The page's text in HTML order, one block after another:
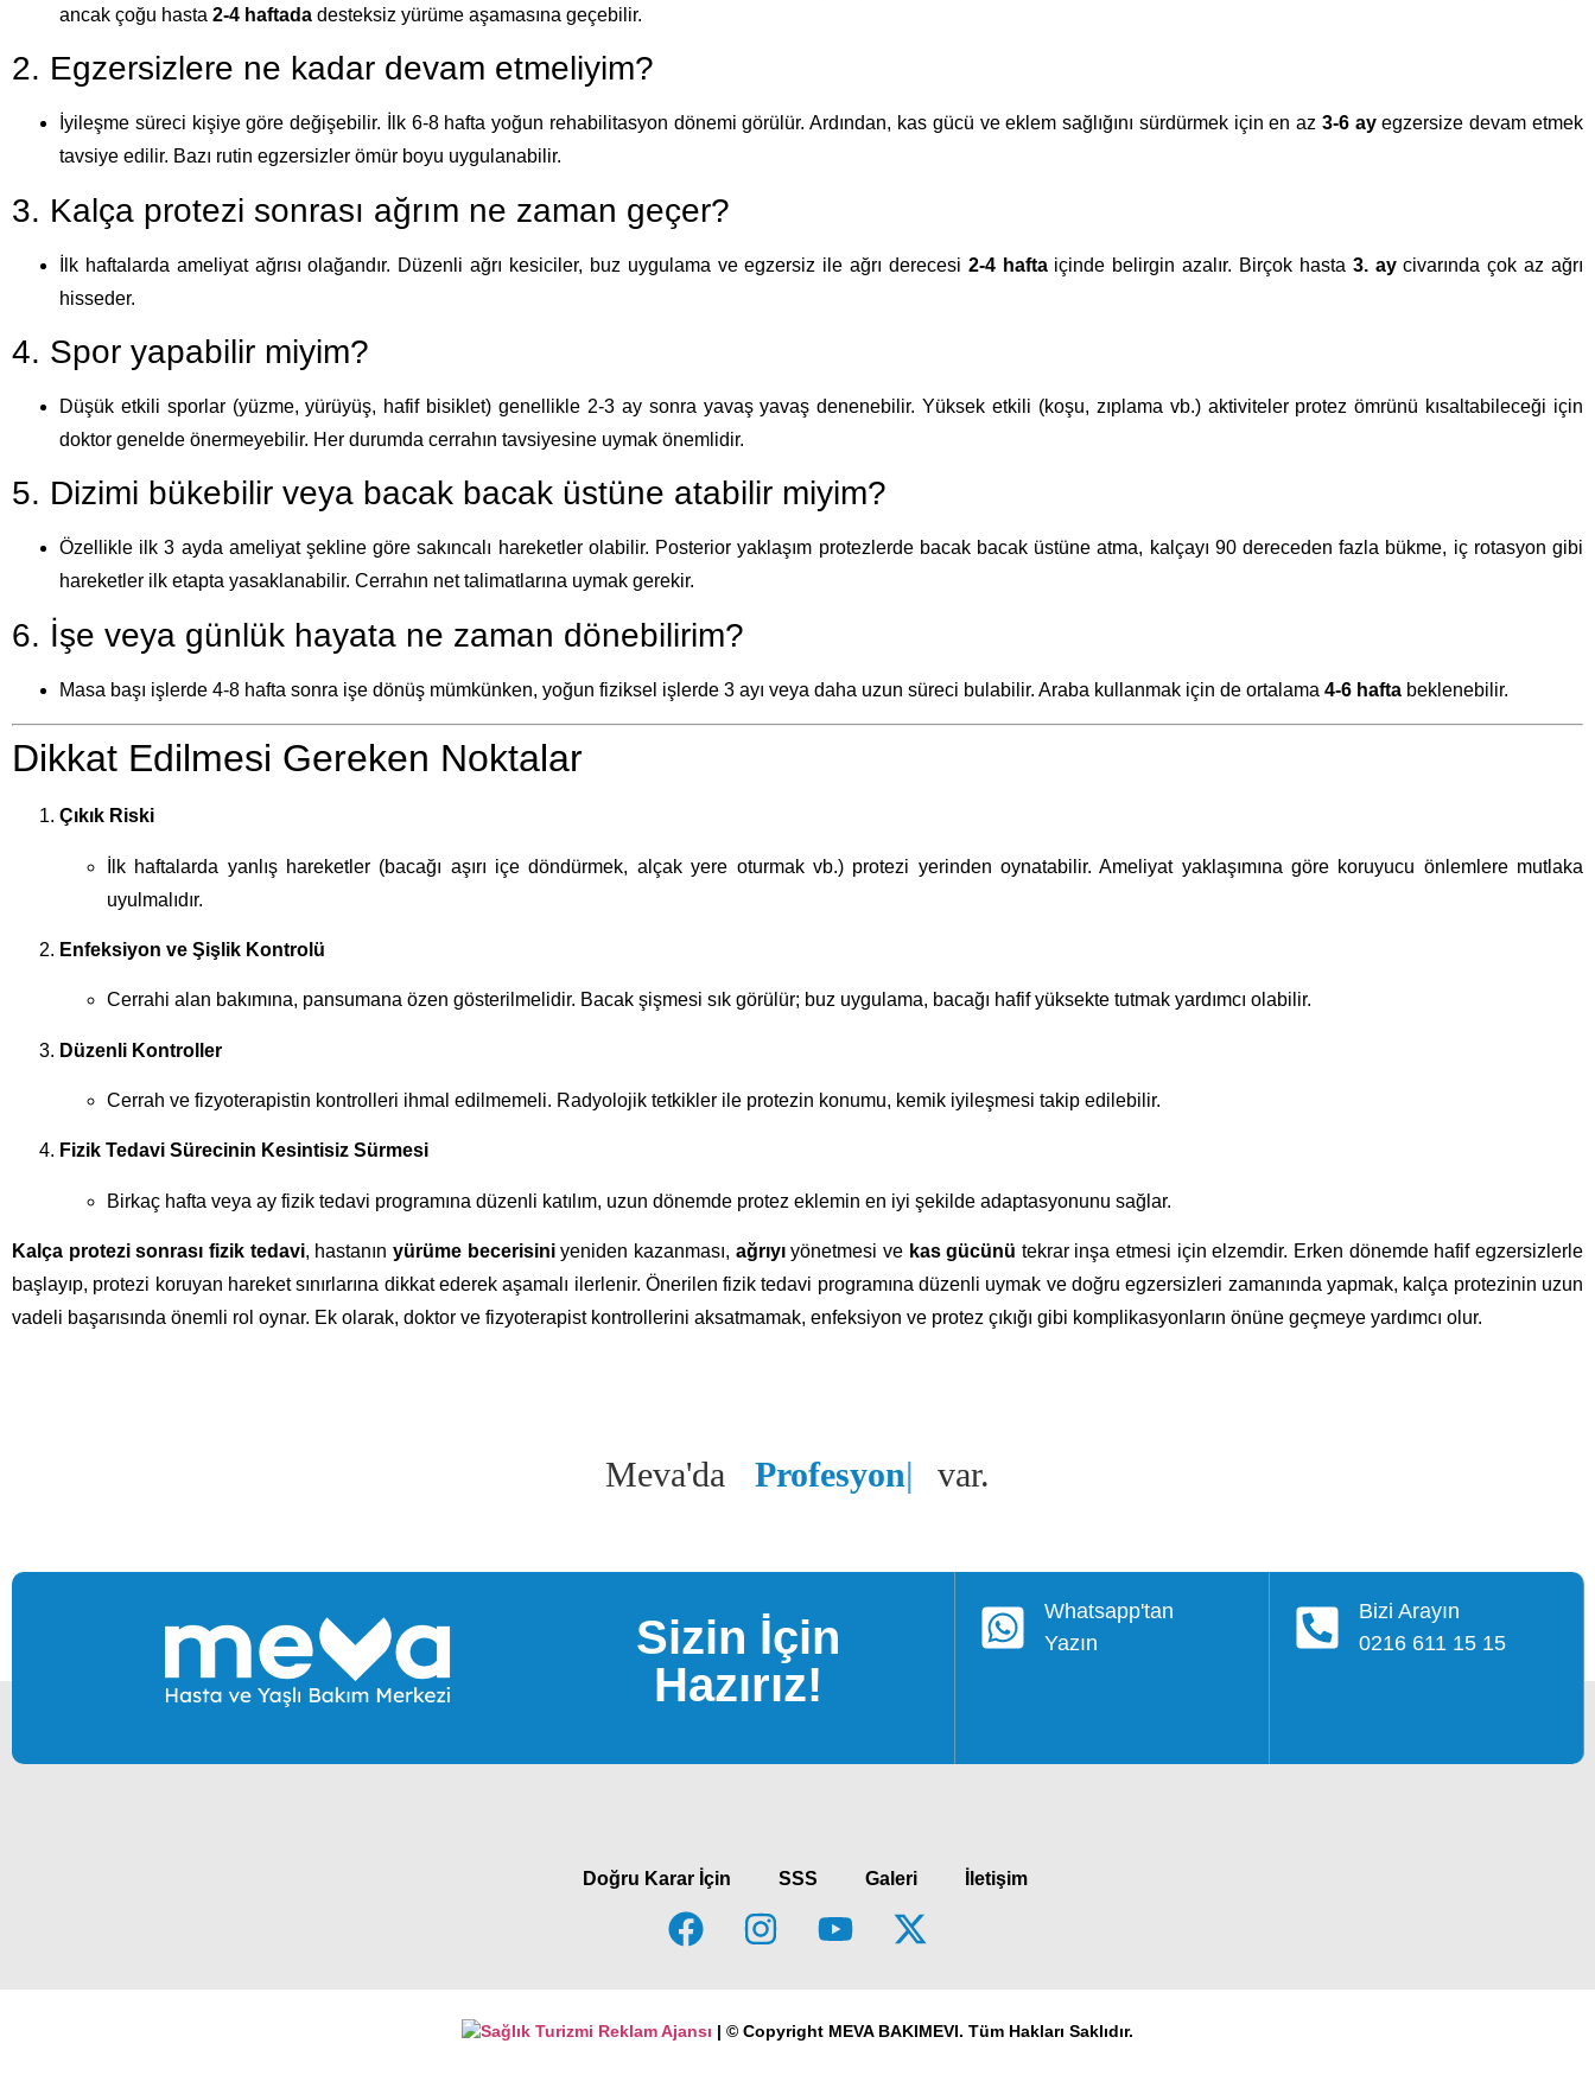
ancak çoğu hasta 2-4 haftada desteksiz yürüme aşamasına geçebilir.
2. Egzersizlere ne kadar devam etmeliyim?
İyileşme süreci kişiye göre değişebilir. İlk 6-8 hafta yoğun rehabilitasyon dönemi görülür. Ardından, kas gücü ve eklem sağlığını sürdürmek için en az 3-6 ayegzersize devam etmek
tavsiye edilir. Bazı rutin egzersizler ömür boyu uygulanabilir.
3. Kalça protezi sonrası ağrım ne zaman geçer?
İlk haftalarda ameliyat ağrısı olağandır. Düzenli ağrı kesiciler, buz uygulama ve egzersiz ile ağrı derecesi 2-4 haftaiçinde belirgin azalır. Birçok hasta 3. aycivarında çok az ağrı
hisseder.
4. Spor yapabilir miyim?
Düşük etkili sporlar (yüzme, yürüyüş, hafif bisiklet) genellikle 2-3 ay sonra yavaş yavaş denenebilir. Yüksek etkili (koşu, zıplama vb.) aktiviteler protez ömrünü kısaltabileceği için
doktor genelde önermeyebilir. Her durumda cerrahın tavsiyesine uymak önemlidir.
5. Dizimi bükebilir veya bacak bacak üstüne atabilir miyim?
Özellikle ilk 3 ayda ameliyat şekline göre sakıncalı hareketler olabilir. Posterior yaklaşım protezlerde bacak bacak üstüne atma, kalçayı 90 dereceden fazla bükme, iç rotasyon gibi
hareketler ilk etapta yasaklanabilir. Cerrahın net talimatlarına uymak gerekir.
6. İşe veya günlük hayata ne zaman dönebilirim?
Masa başı işlerde 4-8 hafta sonra işe dönüş mümkünken, yoğun fiziksel işlerde 3 ayı veya daha uzun süreci bulabilir. Araba kullanmak için de ortalama 4-6 hafta beklenebilir.
Dikkat Edilmesi Gereken Noktalar
Çıkık Riski
İlk haftalarda yanlış hareketler (bacağı aşırı içe döndürmek, alçak yere oturmak vb.) protezi yerinden oynatabilir. Ameliyat yaklaşımına göre koruyucu önlemlere mutlaka
uyulmalıdır.
Enfeksiyon ve Şişlik Kontrolü
Cerrahi alan bakımına, pansumana özen gösterilmelidir. Bacak şişmesi sık görülür; buz uygulama, bacağı hafif yüksekte tutmak yardımcı olabilir.
Düzenli Kontroller
Cerrah ve fizyoterapistin kontrolleri ihmal edilmemeli. Radyolojik tetkikler ile protezin konumu, kemik iyileşmesi takip edilebilir.
Fizik Tedavi Sürecinin Kesintisiz Sürmesi
Birkaç hafta veya ay fizik tedavi programına düzenli katılım, uzun dönemde protez eklemin en iyi şekilde adaptasyonunu sağlar.
Kalça protezi sonrası fizik tedavi, hastanın yürüme becerisiniyeniden kazanması, ağrıyıyönetmesi ve kas gücünü tekrar inşa etmesi için elzemdir. Erken dönemde hafif egzersizlerle
başlayıp, protezi koruyan hareket sınırlarına dikkat ederek aşamalı ilerlenir. Önerilen fizik tedavi programına düzenli uymak ve doğru egzersizleri zamanında yapmak, kalça protezinin uzun
vadeli başarısında önemli rol oynar. Ek olarak, doktor ve fizyoterapist kontrollerini aksatmamak, enfeksiyon ve protez çıkığı gibi komplikasyonların önüne geçmeye yardımcı olur.
Meva'da Profesyonell var.
Sizin İçin
Hazırız!
Whatsapp'tan
Yazın
Bizi Arayın
0216 611 15 15
Doğru Karar İçin SSS Galeri İletişim
| © Copyright MEVA BAKIMEVI. Tüm Hakları Saklıdır.